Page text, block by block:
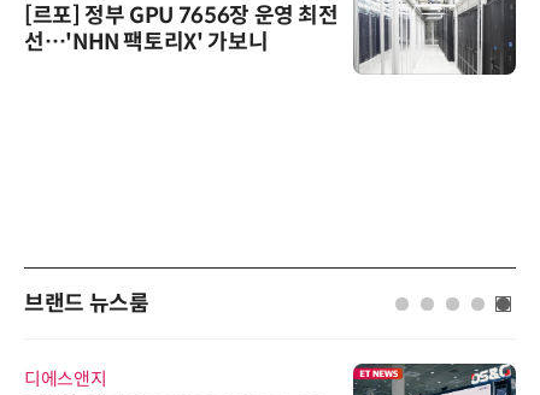
[르포] 정부 GPU 7656장 운영 최전
선…'NHN 팩토리X' 가보니
브랜드 뉴스룸
디에스앤지